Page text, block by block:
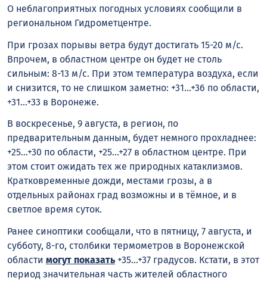
О неблагоприятных погодных условиях сообщили в
региональном Гидрометцентре.
При грозах порывы ветра будут достигать 15-20 м/с.
Впрочем, в областном центре он будет не столь
сильным: 8-13 м/с. При этом температура воздуха, если
и снизится, то не слишком заметно: +31…+36 по области,
+31…+33 в Воронеже.
В воскресенье, 9 августа, в регион, по
предварительным данным, будет немного прохладнее:
+25…+30 по области, +25…+27 в областном центре. При
этом стоит ожидать тех же природных катаклизмов.
Кратковременные дожди, местами грозы, а в
отдельных районах град возможны и в тёмное, и в
светлое время суток.
Ранее синоптики сообщали, что в пятницу, 7 августа, и
субботу, 8-го, столбики термометров в Воронежской
области могут показать +35…+37 градусов. Кстати, в этот
период значительная часть жителей областного